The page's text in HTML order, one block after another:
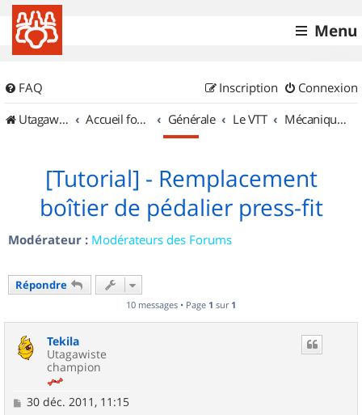
Menu
FAQ Connexion
Inscription
UtagawaVTT (Randos VTT et VTTAE avec traces GPS)
Accueil forum Générale Le VTT Mécanique et Entretiens
[Tutorial] - Remplacement
boîtier de pédalier press-fit
Modérateur : Modérateurs des Forums
Répondre
10 messages • Page 1 sur 1
Tekila
Utagawiste
champion
M
30 déc. 2011, 11:15